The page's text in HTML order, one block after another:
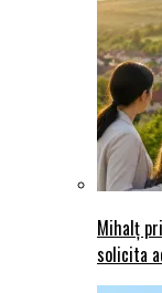
Mihalț
solicita